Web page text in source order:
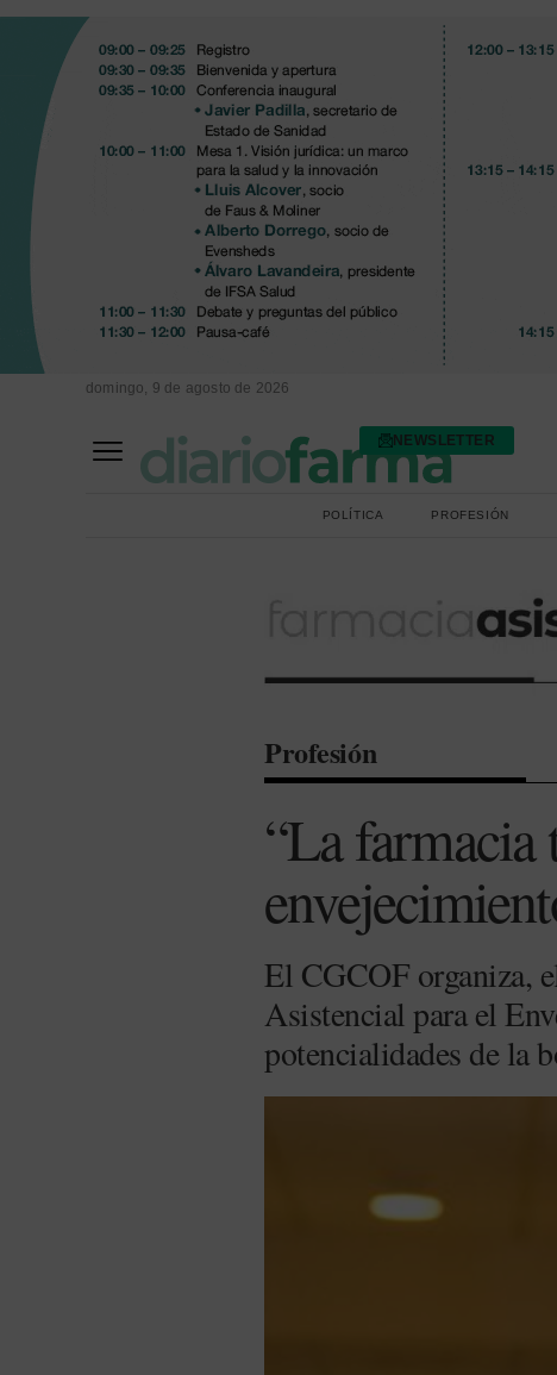
domingo, 9 de agosto de 2026
NEWSLETTER
POLÍTICA PROFESIÓN
Profesión
“La farmacia
El CGCOF organiza,
Asistencial para el
potencialidades de la